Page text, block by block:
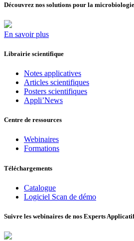
Découvrez nos solutions pour la microbiologie
En savoir plus
Librairie scientifique
Notes applicatives
Articles scientifiques
Posters scientifiques
Appli’News
Centre de ressources
Webinaires
Formations
Téléchargements
Catalogue
Logiciel Scan de démo
Suivre les webinaires de nos Experts